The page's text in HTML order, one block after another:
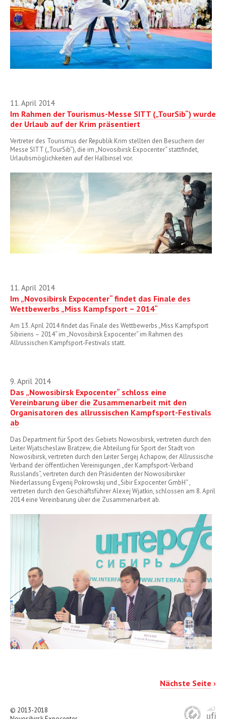
11. April 2014
Im Rahmen der Tourismus-Messe SITT („TourSib“) wurde
der Urlaub auf der Krim präsentiert
Vertreter des Tourismus der Republik Krim stellten den Besuchern der
Messe SITT („TourSib“), die im „Novosibirsk Expocenter“ stattfindet,
Urlaubsmöglichkeiten auf der Halbinsel vor.
11. April 2014
Im „Novosibirsk Expocenter“ findet das Finale des
Wettbewerbs „Miss Kampfsport – 2014“
Am 13. April 2014 findet das Finale des Wettbewerbs „Miss Kampfsport
Sibiriens – 2014“ im „Novosibirsk Expocenter“ im Rahmen des
Allrussischen Kampfsport-Festivals statt.
9. April 2014
Das „Nowosibirsk Expocenter“ schloss eine
Vereinbarung über die Zusammenarbeit mit den
Organisatoren des allrussischen Kampfsport-Festivals
ab
Das Department für Sport des Gebiets Nowosibirsk, vertreten durch den
Leiter Wjatscheslaw Bratzew, die Abteilung für Sport der Stadt von
Nowosibirsk, vertreten durch den Leiter Sergej Achapow, der Allrussische
Verband der öffentlichen Vereinigungen „der Kampfsport-Verband
Russlands“, vertreten durch den Präsidenten der Nowosibirsker
Niederlassung Evgenij Pokrowskij und „Sibir Expocenter GmbH“ ,
vertreten durch den Geschäftsführer Alexej Wjatkin, schlossen am 8. April
2014 eine Vereinbarung über die Zusammenarbeit ab.
Nächste Seite ›
© 2013-2018